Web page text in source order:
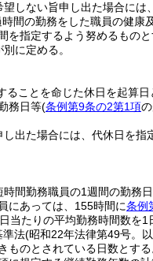
しない旨申し出た場合には
間の勤務をした職員の健康
指定するよう努めるものと
に定める。
ことを命じた休日を起算
務日等(条例第9条の2第1項
出た場合には、代休日を指
間勤務職員の1週間の勤務
にあっては、155時間に条例
当たりの平均勤務時間数を
準法(昭和22年法律第49号。
のとされている日数とする